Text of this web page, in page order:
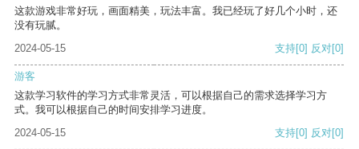
这款游戏非常好玩，画面精美，玩法丰富。我已经玩了好几个小时，还
没有玩腻。
2024-05-15
支持[0] 反对[0]
游客
这款学习软件的学习方式非常灵活，可以根据自己的需求选择学习方
式。我可以根据自己的时间安排学习进度。
2024-05-15
支持[0] 反对[0]